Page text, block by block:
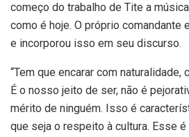
começo do trabalho de Tite a
como é hoje. O próprio comandante
e incorporou isso em seu discurso.
“Tem que encarar com naturalidade,
É o nosso jeito de ser, não é
mérito de ninguém. Isso é
que seja o respeito à cultura. Esse